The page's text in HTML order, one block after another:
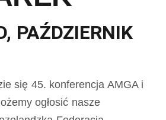
PAŹDZIERNIK
się 45. konferencja AMGA i
ogłosić nasze